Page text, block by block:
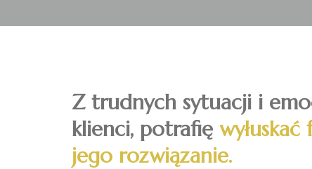
Z trudnych sytuacji i
klienci, potrafię
jego rozwiązanie.